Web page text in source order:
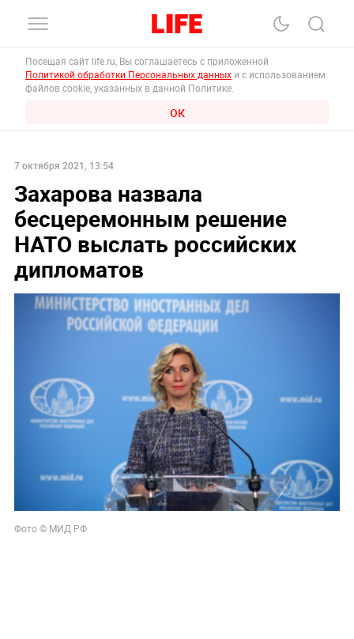
Посещая сайт life.ru, Вы соглашаетесь с приложенной
Политикой обработки Персональных данных и с использованием
файлов cookie, указанных в данной Политике.
ОК
7 октября 2021, 13:54
Захарова назвала
бесцеремонным решение
НАТО выслать российских
дипломатов
Фото © МИД РФ